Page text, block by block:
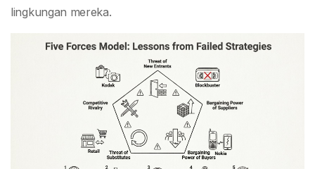
lingkungan mereka.